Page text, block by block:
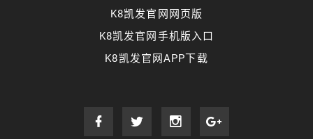
K8凯发官网网页版
K8凯发官网手机版入口
K8凯发官网APP下载